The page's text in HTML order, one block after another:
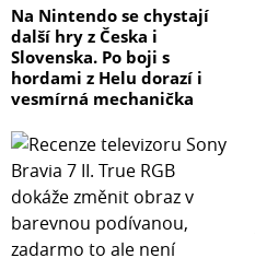
Na Nintendo se chystají
další hry z Česka i
Slovenska. Po boji s
hordami z Helu dorazí i
vesmírná mechanička